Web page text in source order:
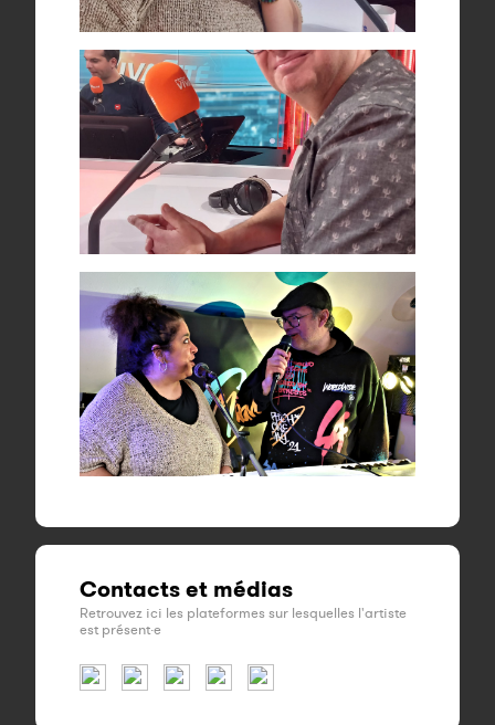
Contacts et médias
Retrouvez ici les plateformes sur lesquelles l'artiste
est présent·e